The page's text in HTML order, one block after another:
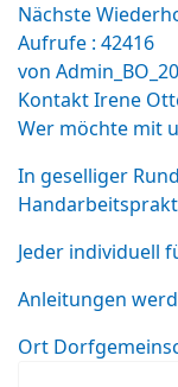
Nächste
Aufrufe : 42416
von
KontaktIrene
Wer möchte mit
In geselliger
Jeder individuell
Anleitungen
Ort